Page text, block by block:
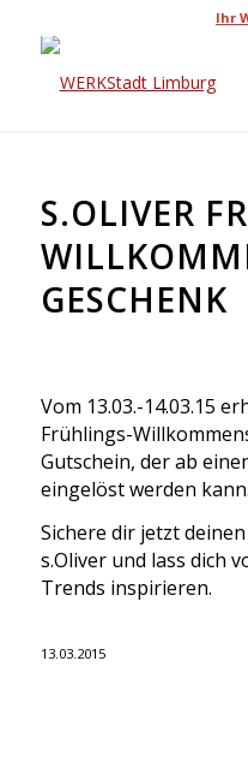
Ihr
S.OLIVER
GESCHENK
Vom 13.03.-14.03.15
Frühlings-
Gutschein, der ab
eingelöst werden kann.
Sichere dir jetzt
s.Oliver und lass dich
Trends inspirieren.
13.03.2015